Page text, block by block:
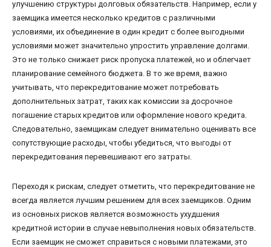
улучшению структуры долговых обязательств. Например, если у
заемщика имеется несколько кредитов с различными
условиями, их объединение в один кредит с более выгодными
условиями может значительно упростить управление долгами.
Это не только снижает риск пропуска платежей, но и облегчает
планирование семейного бюджета. В то же время, важно
учитывать, что перекредитование может потребовать
дополнительных затрат, таких как комиссии за досрочное
погашение старых кредитов или оформление нового кредита.
Следовательно, заемщикам следует внимательно оценивать все
сопутствующие расходы, чтобы убедиться, что выгоды от
перекредитования перевешивают его затраты.
Переходя к рискам, следует отметить, что перекредитование не
всегда является лучшим решением для всех заемщиков. Одним
из основных рисков является возможность ухудшения
кредитной истории в случае невыполнения новых обязательств.
Если заемщик не сможет справиться с новыми платежами, это